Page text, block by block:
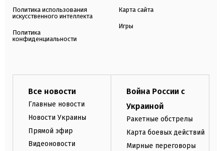
Политика использования
искусственного интеллекта
Политика
конфиденциальности
Карта сайта
Игры
Все новости
Главные новости
Новости Украины
Прямой эфир
Видеоновости
Война России с
Украиной
Ракетные обстрелы
Карта боевых действий
Мирные переговоры